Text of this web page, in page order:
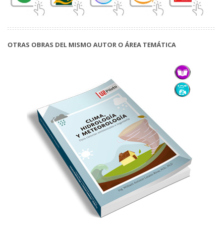
OTRAS OBRAS DEL MISMO AUTOR O ÁREA TEMÁTICA